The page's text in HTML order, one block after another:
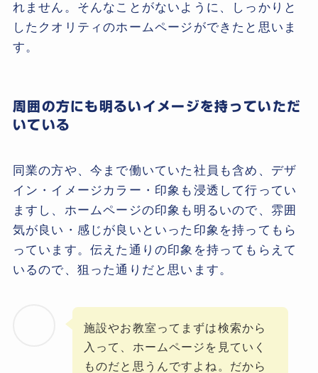
れません。そんなことがないように、しっかりと
したクオリティのホームページができたと思いま
す。
周囲の方にも明るいイメージを持っていただ
いている
同業の方や、今まで働いていた社員も含め、デザ
イン・イメージカラー・印象も浸透して行ってい
ますし、ホームページの印象も明るいので、雰囲
気が良い・感じが良いといった印象を持ってもら
っています。伝えた通りの印象を持ってもらえて
いるので、狙った通りだと思います。
施設やお教室ってまずは検索から
入って、ホームページを見ていく
ものだと思うんですよね。だから